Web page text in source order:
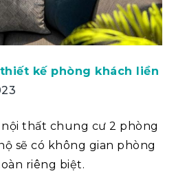
thiết kế phòng khách liền
thất chung cư 2 phòng
sẽ có không gian phòng
riêng biệt.